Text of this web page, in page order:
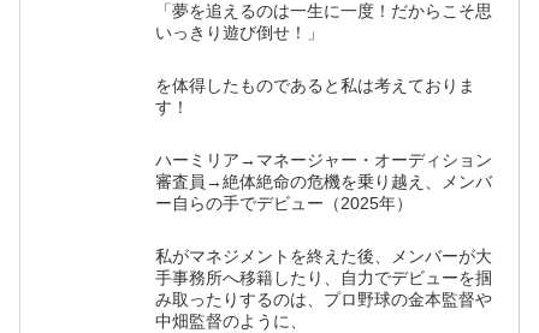
「夢を追えるのは一生に一度！だからこそ思
いっきり遊び倒せ！」
を体得したものであると私は考えておりま
す！
ハーミリア→マネージャー・オーディション
審査員→絶体絶命の危機を乗り越え、メンバ
ー自らの手でデビュー（2025年）
私がマネジメントを終えた後、メンバーが大
手事務所へ移籍したり、自力でデビューを掴
み取ったりするのは、プロ野球の金本監督や
中畑監督のように、